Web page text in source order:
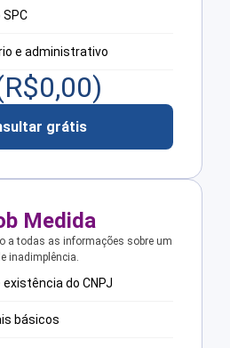
e administrativo
0,00)
grátis
Medida
a todas as informações sobre um
inadimplência.
do CNPJ
básicos